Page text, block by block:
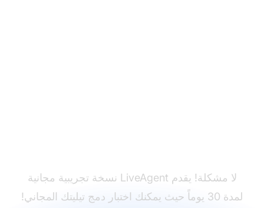
لا مشكلة! يقدم LiveAgent نسخة تجريبية مجانية
لمدة 30 يوماً حيث يمكنك اختبار دمج تيليتك المجاني!